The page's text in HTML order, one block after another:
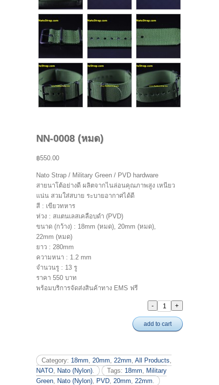
NN-0008 (หมด)
฿550.00
Nato Strap / Military Green / PVD hardware
สายนาโต้อย่างดี ผลิตจากไนล่อนคุณภาพสูง เหนียว
แน่น สวมใส่สบาย ระบายอากาศได้ดี
สี : เขียวทหาร
ห่วง : สแตนเลสเคลือบดำ (PVD)
ขนาด (กว้าง) : 18mm (หมด), 20mm (หมด),
22mm (หมด)
ยาว : 280mm
ความหนา : 1.2 mm
จำนวนรู : 13 รู
ราคา 550 บาท
พร้อมบริการจัดส่งสินค้าทาง EMS ฟรี
add to cart
Category: 18mm 20mm 22mm All Products
NATO Nato (Nylon) Tags: 18mm
Military
Green Nato (Nylon) PVD 20mm 22mm